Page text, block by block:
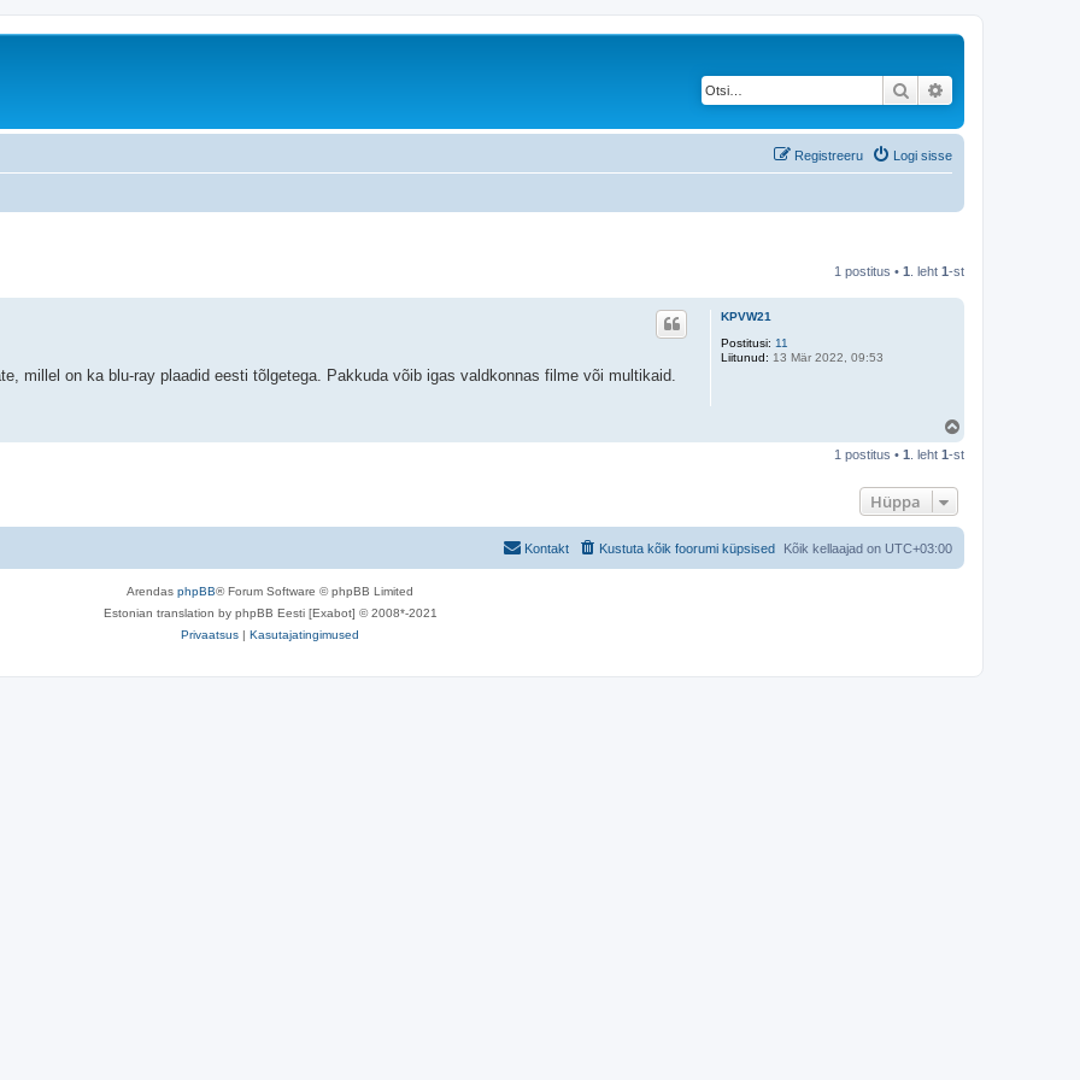
Otsi
Logi sisse
Registreeru
1 postitus • 1 . leht 1-st
KPVW21
Postitusi: 11
Liitunud: 13 Mär 2022, 09:53
millel on ka blu-ray plaadid eesti tõlgetega. Pakkuda võib igas valdkonnas filme või multikaid.
e
1 postitus • 1 . leht 1-st
Hüppa
Kõik kellaajad on UTC+03:00
Kustuta kõik foorumi küpsised
Kontakt
Arendas phpBB® Forum Software © phpBB Limited
Estonian translation by phpBB Eesti [Exabot] © 2008*-2021
Privaatsus | Kasutajatingimused